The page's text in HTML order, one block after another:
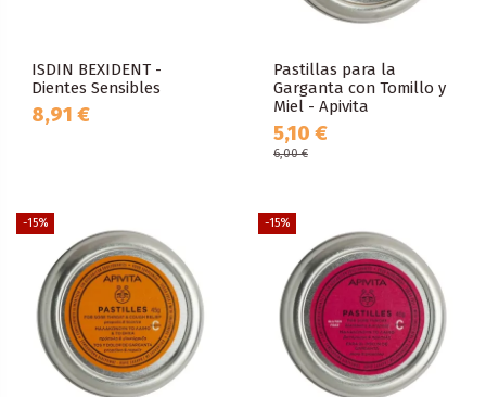
ISDIN BEXIDENT -
Dientes Sensibles
8,91 €
Pastillas para la
Garganta con Tomillo y
Miel - Apivita
5,10 €
6,00 €
-15% -15%